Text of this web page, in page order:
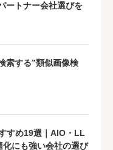
ートナー会社選びを
索する”類似画像検
すめ19選｜AIO・LL
化にも強い会社の選び